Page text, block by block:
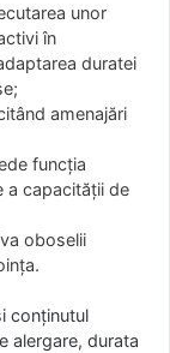
unor
în
duratei
amenajări
funcţia
a capacităţii de
oboselii
conţinutul
alergare, durata